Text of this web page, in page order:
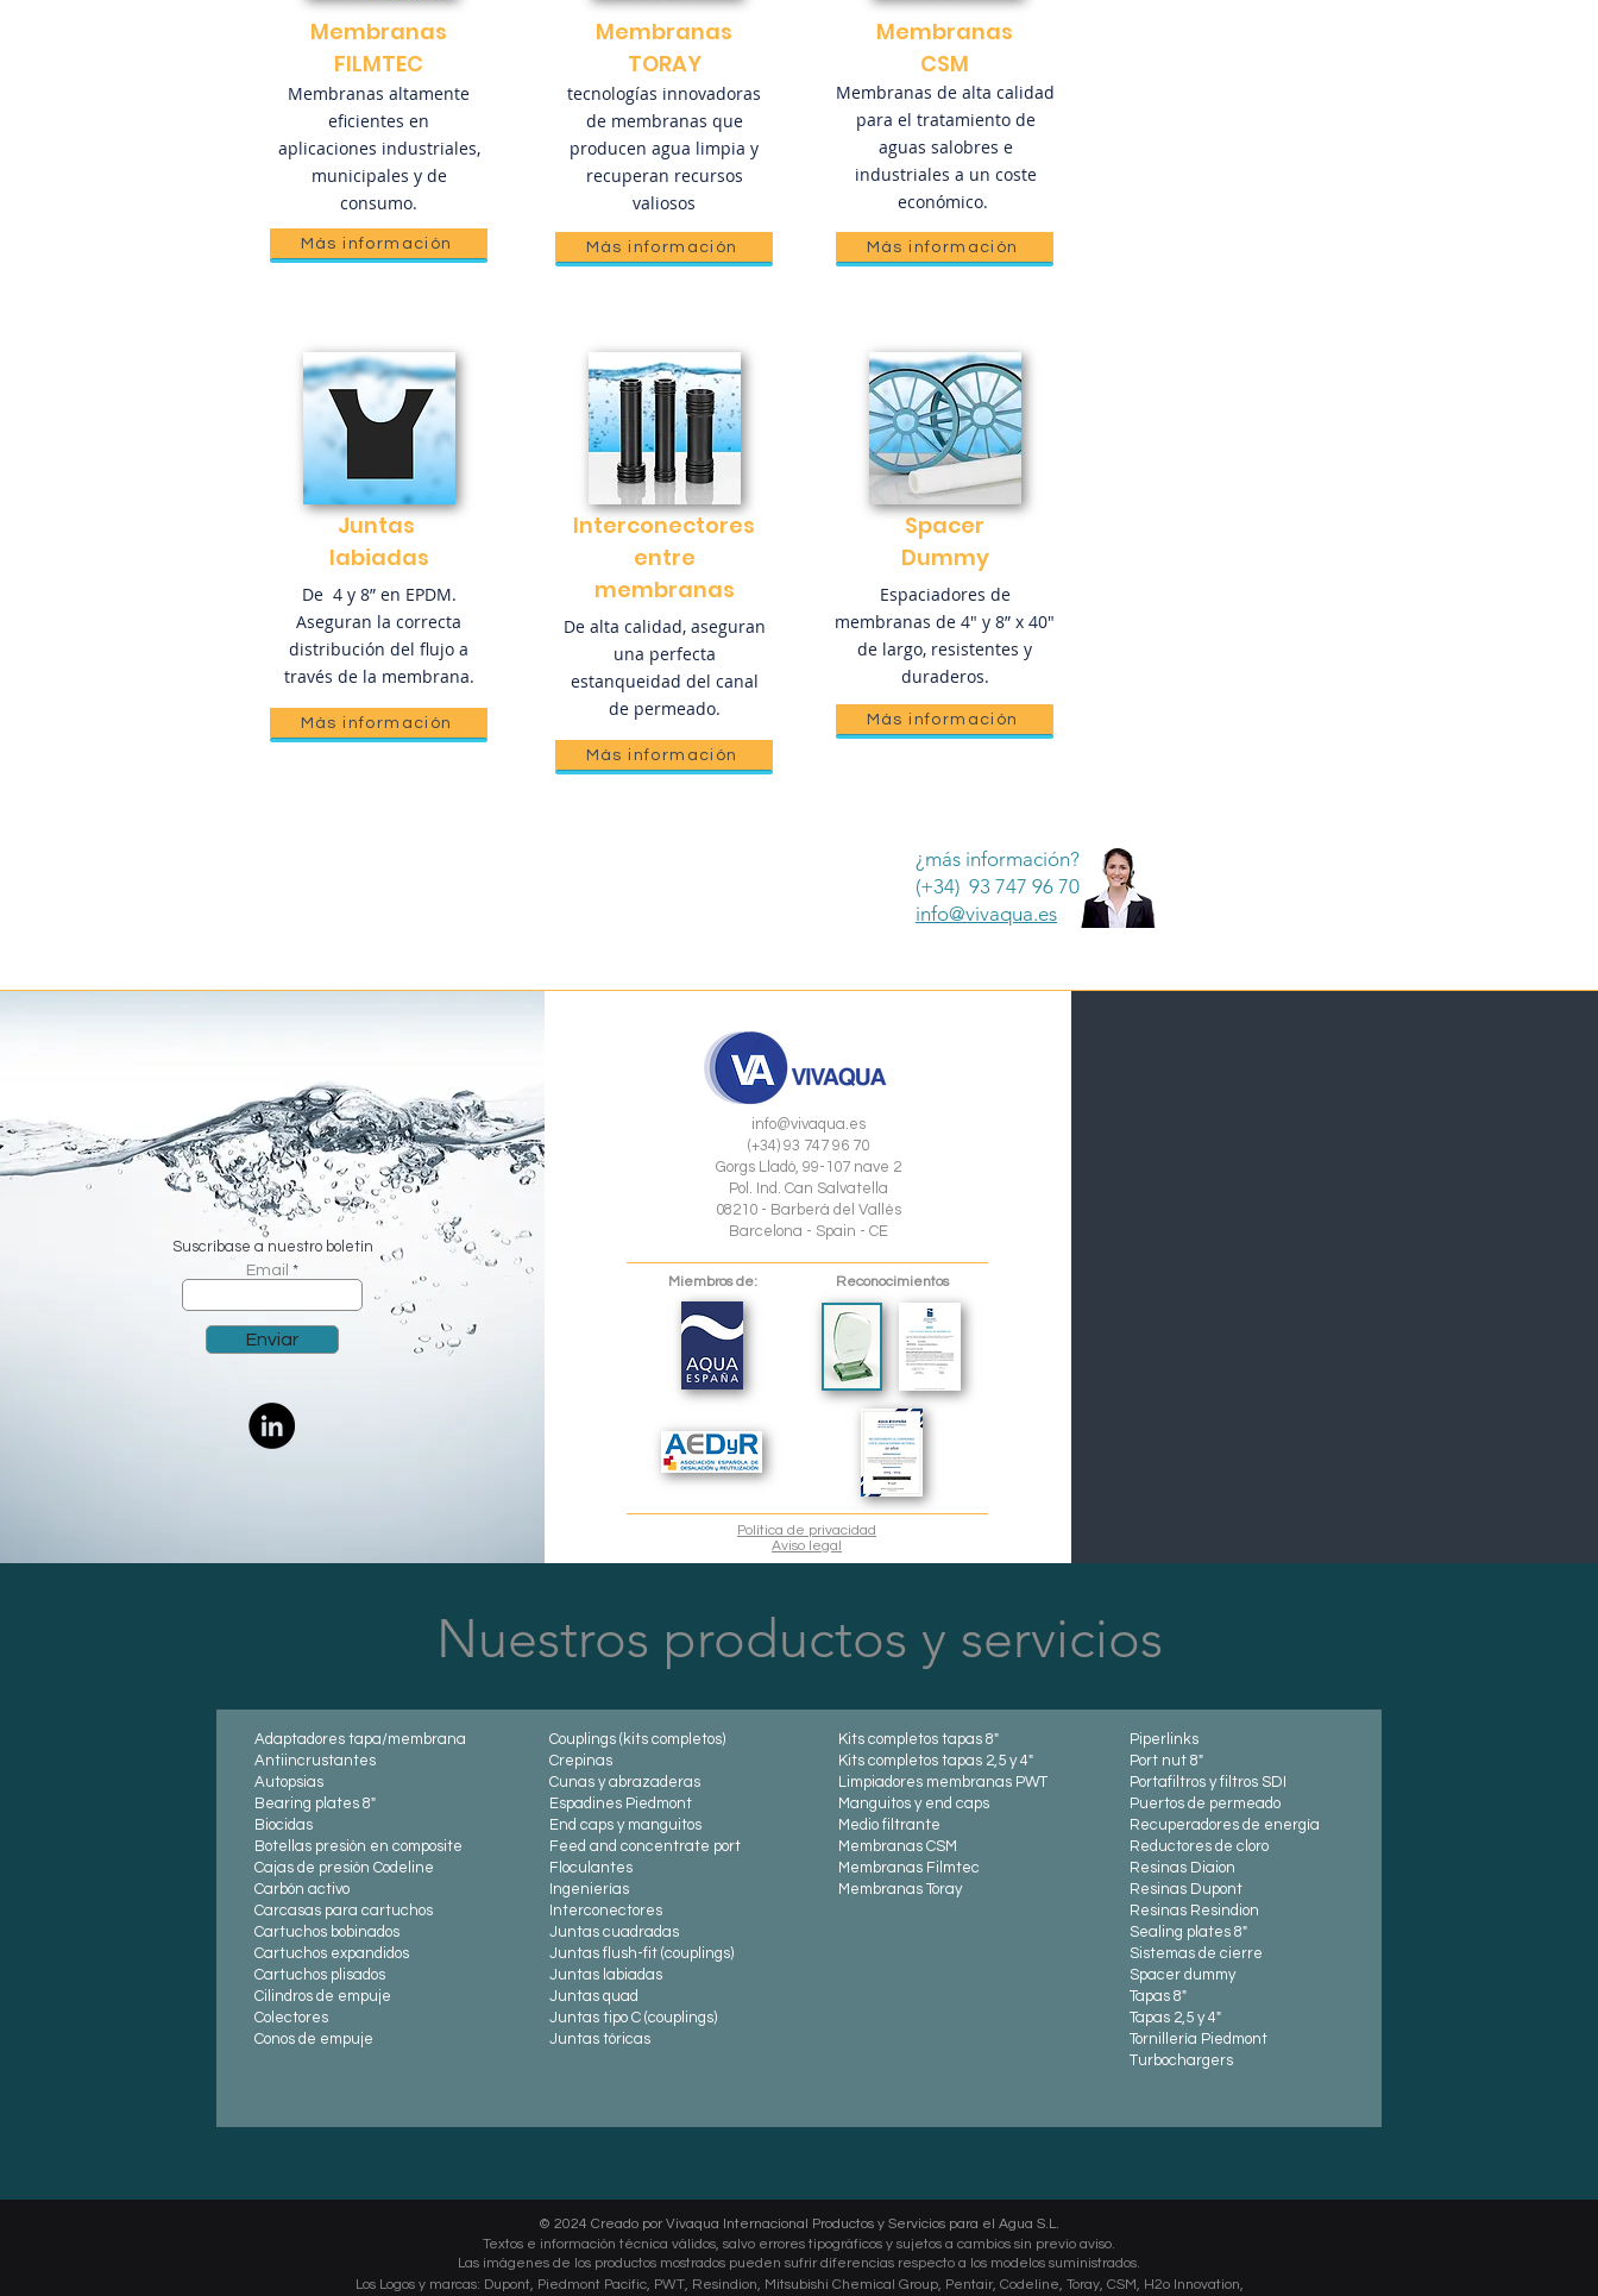
Membranas
FILMTEC
Membranas altamente
eficientes en
aplicaciones industriales,
municipales y de
consumo.
Más información
Membranas
TORAY
tecnologías innovadoras
de membranas que
producen agua limpia y
recuperan recursos
valiosos
Más información
Membranas
CSM
Membranas de alta calidad
para el tratamiento de
aguas salobres e
industriales a un coste
económico.
Más información
Juntas
labiadas
De 4 y 8” en EPDM.
Aseguran la correcta
distribución del flujo a
través de la membrana.
Más información
Interconectores
entre
membranas
De alta calidad, aseguran
una perfecta
estanqueidad del canal
de permeado.
Más información
Spacer
Dummy
Espaciadores de
membranas de 4" y 8” x 40"
de largo, resistentes y
duraderos.
Más información
¿más información?
(+34) 93 747 96 70
info@vivaqua.es
Suscríbase a nuestro boletín
Email
Enviar
info@vivaqua.es
(+34) 93 747 96 70
Gorgs Lladó, 99-107 nave 2
Pol. Ind. Can Salvatella
08210 - Barberá del Vallés
Barcelona - Spain - CE
Miembros de: Reconocimientos
Política de privacidad
Aviso legal
Nuestros productos y servicios
Adaptadores tapa/membrana
Antiincrustantes
Autopsias
Bearing plates 8"
Biocidas
Botellas presión en composite
Cajas de presión Codeline
Carbón activo
Carcasas para cartuchos
Cartuchos bobinados
Cartuchos expandidos
Cartuchos plisados
Cilindros de empuje
Colectores
Conos de empuje
Couplings (kits completos)
Crepinas
Cunas y abrazaderas
Espadines Piedmont
End caps y manguitos
Feed and concentrate port
Floculantes
Ingenierías
Interconectores
Juntas cuadradas
Juntas flush-fit (couplings)
Juntas labiadas
Juntas quad
Juntas tipo C (coupl ings)
Juntas tóricas
Kits completos tapas 8"
Kits completos tapas 2,5 y4"
Limpiadores mem branas PWT
Manguitos y end caps
Medio filtrante
Membranas CSM
Membranas Filmtec
Membranas Toray
Piperlinks
Port nut 8"
Portafiltros y filtros SDI
Puertos de permeado
Recuperadores de energía
Reductores de cloro
Resinas Diaion
Resinas Dupont
Resinas Resindion
Sealing plates 8"
Sistemas de cierre
Spacer dummy
Tapas 8"
Tapas 2,5 y 4"
Tornillería Piedmont
Turbochargers
© 2024 Creado por Vivaqua Internacional Productos y Servicios para el Agua S.L.
Textos e información técnica válidos, salvo errores tipográficos y sujetos a cambios sin previo aviso.
Las imágenes de los productos mostrados pueden sufrir diferencias respecto a los modelos suministrados.
Los Logos y marcas: Dupont, Piedmont Pacific, PWT, Resindion, Mitsubishi Chemical Group, Pentair, Codeline, Toray, CSM, H2o Innovation,